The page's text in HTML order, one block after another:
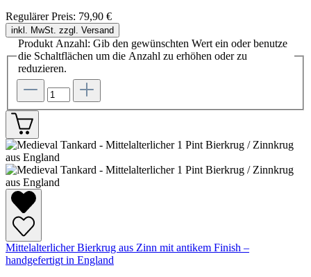
Regulärer Preis: 79,90 €
inkl. MwSt. zzgl. Versand
Produkt Anzahl: Gib den gewünschten Wert ein oder benutze
die Schaltflächen um die Anzahl zu erhöhen oder zu
reduzieren.
Mittelalterlicher Bierkrug aus Zinn mit antikem Finish –
handgefertigt in England